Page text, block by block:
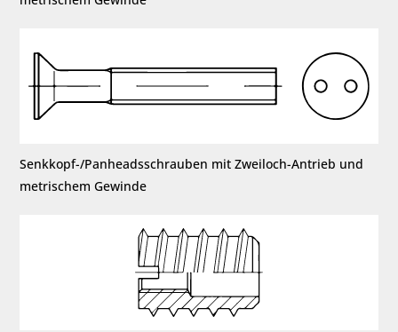
Senkkopf-/Panheadsschrauben mit Zweiloch-Antrieb und
metrischem Gewinde